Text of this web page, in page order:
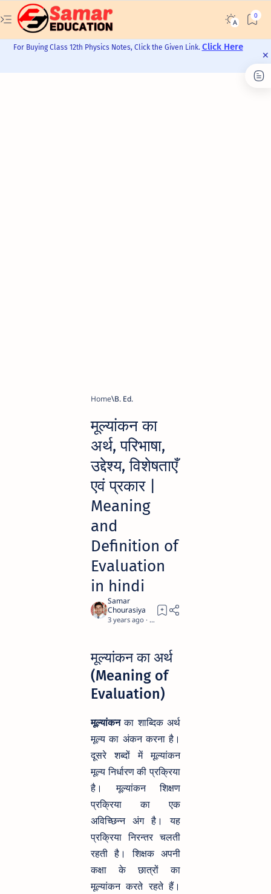
For Buying Class 12th Physics Notes, Click the Given Link. Click Here
Home B. Ed.
मूल्यांकन का
अर्थ, परिभाषा,
उद्देश्य, विशेषताएँ
एवं प्रकार |
Meaning
and
Definition of
Evaluation
in hindi
3 years ago 18
मूल्यांकन का अर्थ
(Meaning of
Evaluation)
मूल्यांकनका शाब्दिक अर्थ
मूल्य का अंकन करना है।
दूसरे शब्दों में मूल्यांकन
मूल्य निर्धारण की प्रक्रिया
है। मूल्यांकन शिक्षण
प्रक्रिया का एक
अविच्छिन्न अंग है। यह
प्रक्रिया निरन्तर चलती
रहती है। शिक्षक अपनी
कक्षा के छात्रों का
मूल्यांकन करते रहते हैं।